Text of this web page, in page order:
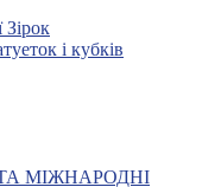
Зірок
і кубків
МІЖНАРОДНІ